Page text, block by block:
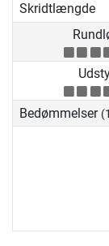
Skridtlængde
Bedømmelser